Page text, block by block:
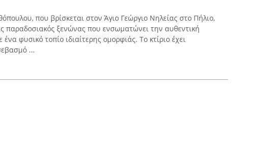
που βρίσκεται στον Άγιο Γεώργιο Νηλείας στο Πήλιο,
παραδοσιακός ξενώνας που ενσωματώνει την αυθεντική
φυσικό τοπίο ιδιαίτερης ομορφιάς. Το κτίριο έχει
...